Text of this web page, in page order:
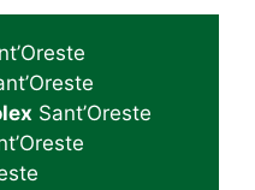
Sant’Oreste